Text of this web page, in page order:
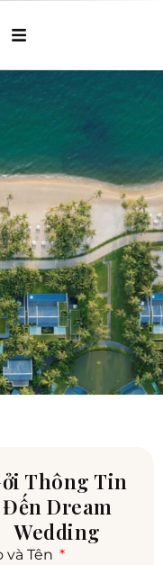
Thông Tin
Đến Dream
Wedding
và Tên